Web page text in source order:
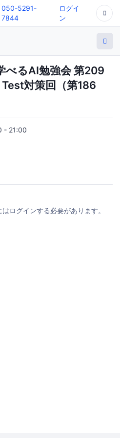
050-5291-
7844
ログイ
ン
べるAI勉強会 第209
対策回（第186
- 21:00
ログインする必要があります。